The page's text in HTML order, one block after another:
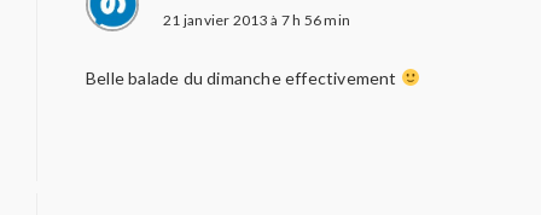
21 janvier 2013 à 7 h 56 min
Belle balade du dimanche effectivement